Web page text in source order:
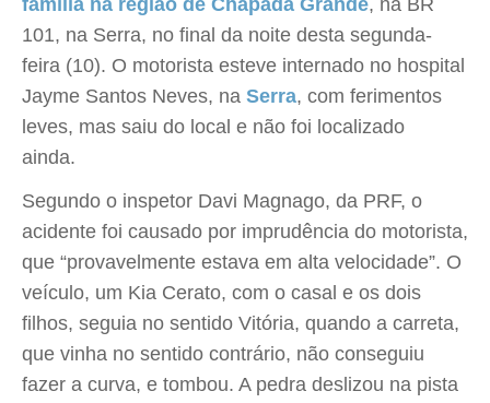
família na região de Chapada Grande, na BR
101, na Serra, no final da noite desta segunda-
feira (10). O motorista esteve internado no hospital
Jayme Santos Neves, na Serra, com ferimentos
leves, mas saiu do local e não foi localizado
ainda.
Segundo o inspetor Davi Magnago, da PRF, o
acidente foi causado por imprudência do motorista,
que “provavelmente estava em alta velocidade”. O
veículo, um Kia Cerato, com o casal e os dois
filhos, seguia no sentido Vitória, quando a carreta,
que vinha no sentido contrário, não conseguiu
fazer a curva, e tombou. A pedra deslizou na pista